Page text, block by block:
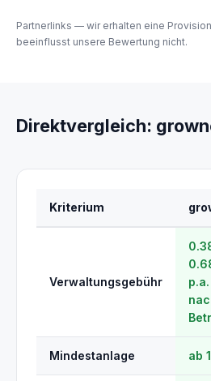
Partnerlinks — wir erhalten eine
beeinflusst unsere Bewertung nicht.
Direktvergleich:
Kriterium
Verwaltungsgebühr
Mindestanlage ab